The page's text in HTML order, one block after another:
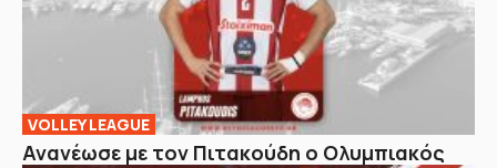
VOLLEY LEAGUE
Ανανέωσε με τον Πιτακούδη ο Ολυμπιακός